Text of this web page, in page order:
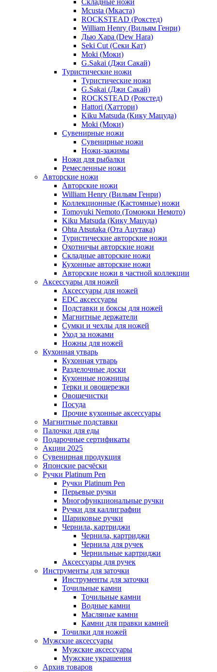
Mcusta (Мкаста)
ROCKSTEAD (Рокстед)
William Henry (Вильям Генри)
Дью Хара (Dew Hara)
Seki Cut (Секи Кат)
Moki (Моки)
G.Sakai (Джи Сакай)
Туристические ножи
Туристические ножи
G.Sakai (Джи Сакай)
ROCKSTEAD (Рокстед)
Hattori (Хаттори)
Kiku Matsuda (Кику Мацуда)
Moki (Моки)
Сувенирные ножи
Сувенирные ножи
Ножи-зажимы
Ножи для рыбалки
Ремесленные ножи
Авторские ножи
Авторские ножи
William Henry (Вильям Генри)
Коллекционные (Кастомные) ножи
Tomoyuki Nemoto (Томоюки Немото)
Kiku Matsuda (Кику Мацуда)
Ohta Atsutaka (Ота Ацутака)
Туристические авторские ножи
Охотничьи авторские ножи
Складные авторские ножи
Кухонные авторские ножи
Авторские ножи в частной коллекции
Аксессуары для ножей
Аксессуары для ножей
EDC аксессуары
Подставки и боксы для ножей
Магнитные держатели
Сумки и чехлы для ножей
Уход за ножами
Ножны для ножей
Кухонная утварь
Кухонная утварь
Разделочные доски
Кухонные ножницы
Терки и овощерезки
Овощечистки
Посуда
Прочие кухонные аксессуары
Магнитные подставки
Палочки для еды
Подарочные сертификаты
Акции 2025
Сувенирная продукция
Японские расчёски
Ручки Platinum Pen
Ручки Platinum Pen
Перьевые ручки
Многофункциональные ручки
Ручки для каллиграфии
Шариковые ручки
Чернила, картриджи
Чернила, картриджи
Чернила для ручек
Чернильные картриджи
Аксессуары для ручек
Инструменты для заточки
Инструменты для заточки
Точильные камни
Точильные камни
Водные камни
Масляные камни
Камни для правки камней
Точилки для ножей
Мужские аксессуары
Мужские аксессуары
Мужские украшения
Архив товаров